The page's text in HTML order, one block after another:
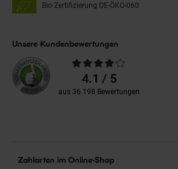
Bio Zertifizierung DE-ÖKO-060
Unsere Kundenbewertungen
Durchschnittliche
Bewertungen4.1 / 5
aus 36.198 Bewertungen
Zahlarten im Online-Shop